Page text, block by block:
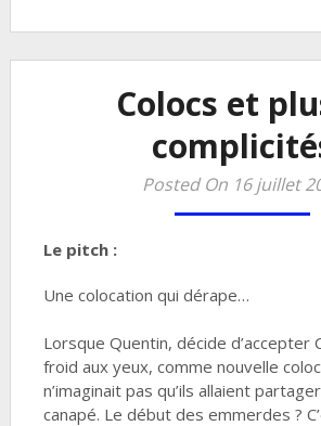
Colocs et
Posted On 16 juillet
Le pitch :
Une colocation qui dérape…
Lorsque Quentin, décide d’accepter
froid aux yeux, comme nouvelle
n’imaginait pas qu’ils allaient
canapé. Le début des emmerdes ?